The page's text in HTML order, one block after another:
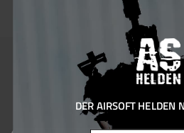
Beschreibung
DER AIRSOFT HELDEN